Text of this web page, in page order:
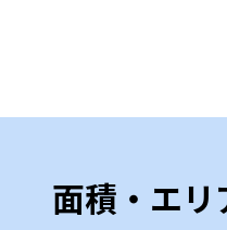
面積・エ